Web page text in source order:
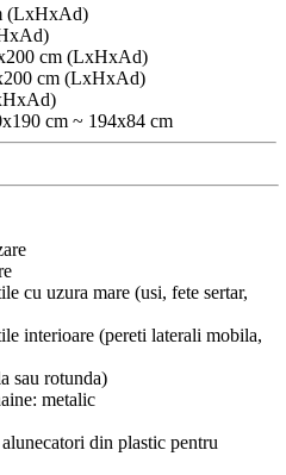
(LxHxAd)
cm (LxHxAd)
cm (LxHxAd)
cm ~ 194x84 cm
cu uzura mare (usi, fete sertar,
interioare (pereti laterali mobila,
sau rotunda)
metalic
din plastic pentru